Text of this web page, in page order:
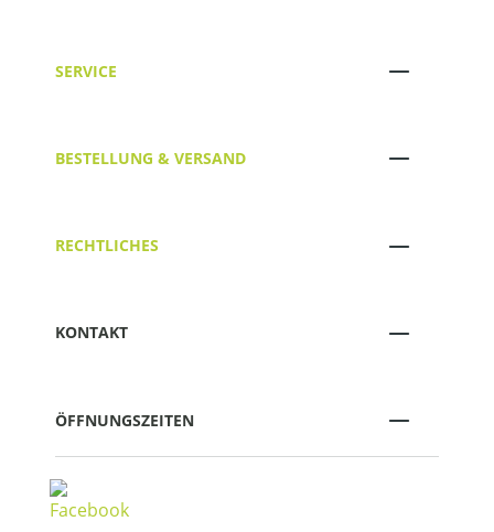
SERVICE
BESTELLUNG & VERSAND
RECHTLICHES
KONTAKT
ÖFFNUNGSZEITEN